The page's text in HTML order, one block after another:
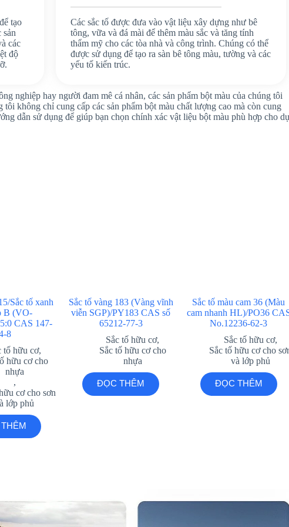
tạo
sản
các
độ
Các sắc tố được đưa vào vật liệu xây dựng như bê
tông, vữa và đá mài để thêm màu sắc và tăng tính
thẩm mỹ cho các tòa nhà và công trình. Chúng có thể
được sử dụng để tạo ra sàn bê tông màu, tường và các
yếu tố kiến trúc.
nghiệp hay người đam mê cá nhân, các sản phẩm bột màu của chúng tôi
tôi không chỉ cung cấp các sản phẩm bột màu chất lượng cao mà còn cung
dẫn sử dụng để giúp bạn chọn chính xác vật liệu bột màu phù hợp cho
Sắc tố xanh
B (VO-
CAS 147-
8
tố hữu cơ,
hữu cơ cho
nhựa
,
cơ cho sơn
lớp phủ
Sắc tố vàng 183 (Vàng vĩnh
viễn SGP)/PY183 CAS số
65212-77-3
Sắc tố hữu cơ,
Sắc tố hữu cơ cho
nhựa
ĐỌC THÊM
Sắc tố màu cam 36 (Màu
cam nhanh HL)/PO36
No.12236-62-3
Sắc tố hữu cơ,
Sắc tố hữu cơ cho
và lớp phủ
ĐỌC THÊM